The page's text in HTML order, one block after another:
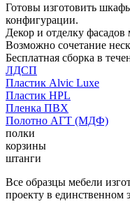
Готовы изготовить
конфигурации.
Декор и отделку
Возможно сочетание
Бесплатная сборка в
ЛДСП
Пластик Alvic Luxe
Пластик HPL
Пленка ПВХ
Полотно АГТ (МДФ)
полки
корзины
штанги
Все образцы мебели
проекту в единственном